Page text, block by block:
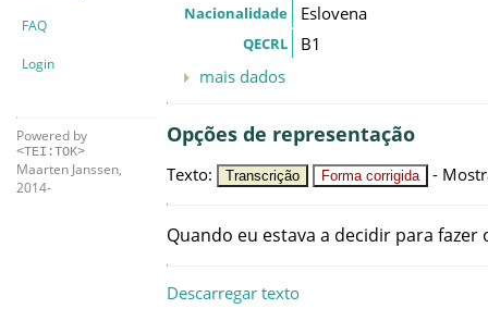
FAQ
Login
Powered by
<TEI:TOK>
Maarten Janssen,
2014-
Nacionalidade Eslovena
QECRL
B1
mais dados
Opções de representação
Texto: Transcrição Forma corrigida -
Quando eu estava a decidir para fazer
Descarregar texto